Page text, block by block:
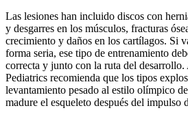
Las lesiones han incluido discos con
y desgarres en los músculos, fracturas
crecimiento y daños en los cartílagos. Si
forma seria, ese tipo de entrenamiento
correcta y junto con la ruta del
Pediatrics recomienda que los tipos
levantamiento pesado al estilo olímpico
madure el esqueleto después del impulso